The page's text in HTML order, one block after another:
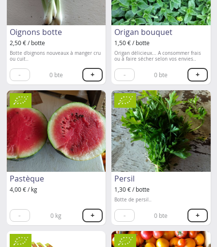
Oignons botte
2,50 € / botte
Botte d'oignons nouveaux à manger cru
ou cuit..
- 0bte +
Origan bouquet
1,50 € / botte
Origan délicieux... A consommer frais
ou à faire sécher selon vos envies..
- 0 bte +
Pastèque
4,00 € / kg
- 0 kg +
Persil
1,30 € / botte
Botte de persil..
- 0 bte +